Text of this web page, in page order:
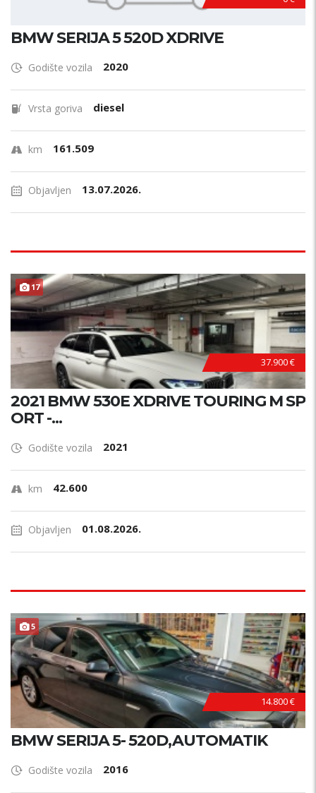
BMW SERIJA 5 520D XDRIVE
Godište vozila 2020
Vrsta goriva diesel
km 161.509
Objavljen 13.07.2026.
17
37.900 €
2021 BMW 530E XDRIVE TOURING M SP
ORT -...
Godište vozila 2021
km 42.600
Objavljen 01.08.2026.
5
14.800 €
BMW SERIJA 5- 520D,AUTOMATIK
Godište vozila 2016